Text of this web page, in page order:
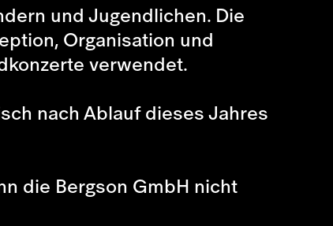
und Jugendlichen. Die
Organisation und
verwendet.
nach Ablauf dieses Jahres
die Bergson GmbH nicht